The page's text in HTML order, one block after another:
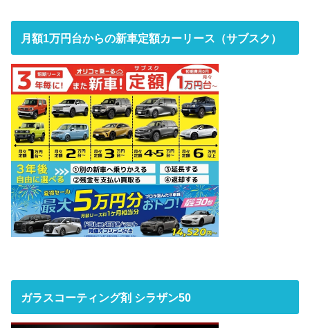
月額1万円台からの新車定額カーリース（サブスク）
ガラスコーティング剤 シラザン50